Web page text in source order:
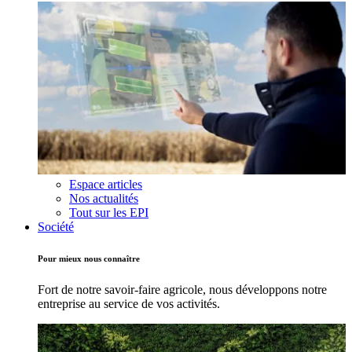
Espace articles
Nos actualités
Tout sur les EPI
Société
Pour mieux nous connaître
Fort de notre savoir-faire agricole, nous développons notre
entreprise au service de vos activités.